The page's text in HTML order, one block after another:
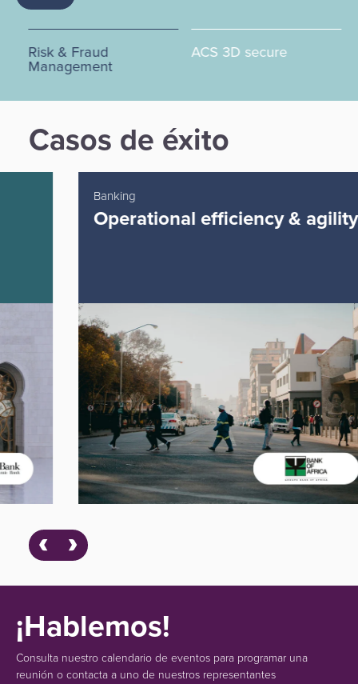
Risk & Fraud
Management
ACS 3D secure
Casos de éxito
Operational efficiency & agility
¡Hablemos!
Consulta nuestro calendario de eventos para programar una
reunión o contacta a uno de nuestros representantes